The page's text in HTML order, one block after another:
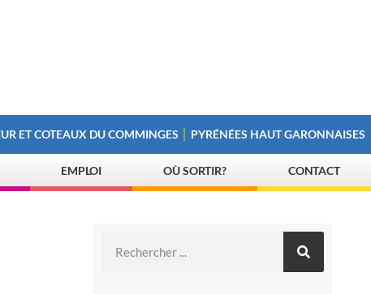
ET COTEAUX DU COMMINGES PYRÉNÉES HAUT GARONNAISES
EMPLOI OÙ SORTIR? CONTACT